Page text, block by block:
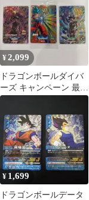
¥2,099
ドラゴンボールダイバ
ーズ キャンペーン 最強
ジャンプ特典 2枚+3枚
¥ 1,699
ドラゴンボールデータ